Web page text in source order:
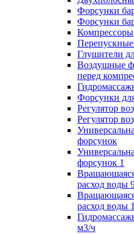
Форсунки
Форсунки
Компрессоры
Глушители
Воздушные
перед
Форсунки
Регулятор
Регулятор
форсунок
форсунок 1
расход воды
расход воды
м3/ч